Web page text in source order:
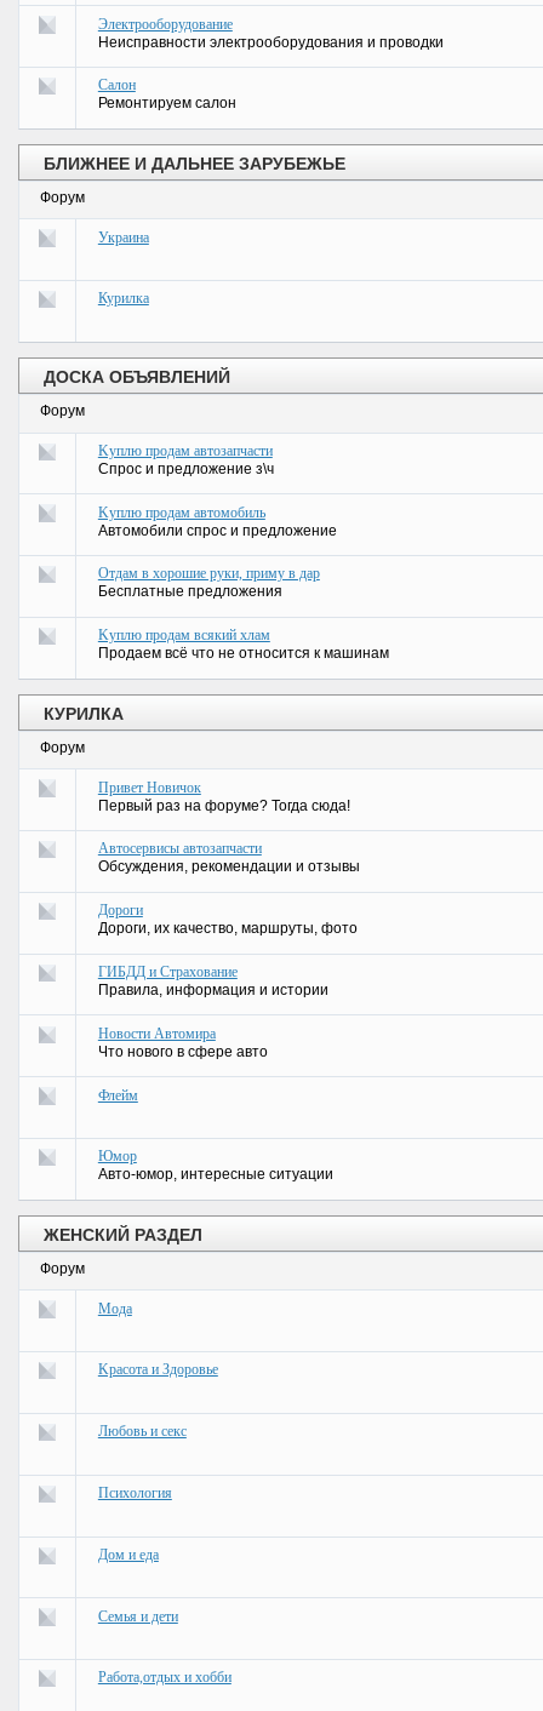
Электрооборудование
Неисправности электрооборудования и проводки
Салон
Ремонтируем салон
БЛИЖНЕЕ И ДАЛЬНЕЕ ЗАРУБЕЖЬЕ
Форум
Украина
Курилка
ДОСКА ОБЪЯВЛЕНИЙ
Форум
Kуплю продам автозапчасти
Спрос и предложение з\ч
Kуплю продам автомобиль
Автомобили спрос и предложение
Отдам в хорошие руки, приму в дар
Бесплатные предложения
Kуплю продам всякий хлам
Продаем всё что не относится к машинам
КУРИЛКА
Форум
Привет Новичок
Первый раз на форуме? Тогда сюда!
Автосеpвисы автозапчасти
Обсуждения, рекомендации и отзывы
Дороги
Дороги, их качество, маршруты, фото
ГИБДД и Страхование
Правила, информация и истории
Новости Автомира
Что нового в сфере авто
Флейм
Юмор
Авто-юмор, интересные ситуации
ЖЕНСКИЙ РАЗДЕЛ
Форум
Мода
Kрасота и Здоровье
Любовь и секс
Психология
Дом и еда
Семья и дети
Работа,отдых и хобби